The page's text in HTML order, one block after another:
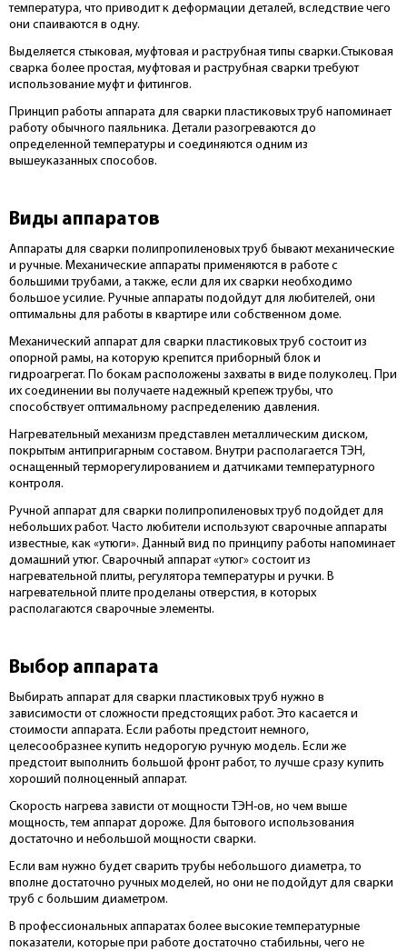
температура, что приводит к деформации деталей, вследствие чего
они спаиваются в одну.
Выделяется стыковая, муфтовая и раструбная типы сварки.Стыковая
сварка более простая, муфтовая и раструбная сварки требуют
использование муфт и фитингов.
Принцип работы аппарата для сварки пластиковых труб напоминает
работу обычного паяльника. Детали разогреваются до
определенной температуры и соединяются одним из
вышеуказанных способов.
Виды аппаратов
Аппараты для сварки полипропиленовых труб бывают механические
и ручные. Механические аппараты применяются в работе с
большими трубами, а также, если для их сварки необходимо
большое усилие. Ручные аппараты подойдут для любителей, они
оптимальны для работы в квартире или собственном доме.
Механический аппарат для сварки пластиковых труб состоит из
опорной рамы, на которую крепится приборный блок и
гидроагрегат. По бокам расположены захваты в виде полуколец. При
их соединении вы получаете надежный крепеж трубы, что
способствует оптимальному распределению давления.
Нагревательный механизм представлен металлическим диском,
покрытым антипригарным составом. Внутри располагается ТЭН,
оснащенный терморегулированием и датчиками температурного
контроля.
Ручной аппарат для сварки полипропиленовых труб подойдет для
небольших работ. Часто любители используют сварочные аппараты
известные, как «утюги». Данный вид по принципу работы напоминает
домашний утюг. Сварочный аппарат «утюг» состоит из
нагревательной плиты, регулятора температуры и ручки. В
нагревательной плите проделаны отверстия, в которых
располагаются сварочные элементы.
Выбор аппарата
Выбирать аппарат для сварки пластиковых труб нужно в
зависимости от сложности предстоящих работ. Это касается и
стоимости аппарата. Если работы предстоит немного,
целесообразнее купить недорогую ручную модель. Если же
предстоит выполнить большой фронт работ, то лучше сразу купить
хороший полноценный аппарат.
Скорость нагрева зависти от мощности ТЭН-ов, но чем выше
мощность, тем аппарат дороже. Для бытового использования
достаточно и небольшой мощности сварки.
Если вам нужно будет сварить трубы небольшого диаметра, то
вполне достаточно ручных моделей, но они не подойдут для сварки
труб с большим диаметром.
В профессиональных аппаратах более высокие температурные
показатели, которые при работе достаточно стабильны, чего не